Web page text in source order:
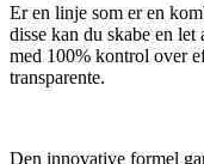
Er en linje som er en
disse kan du skabe en
med 100% kontrol over
transparente.
Den innovative formel